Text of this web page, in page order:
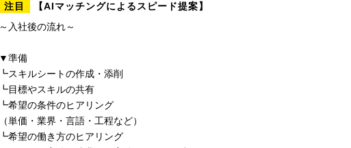
注目
【AIマッチングによるスピード提案】
～入社後の流れ～
▼準備
┗スキルシートの作成・添削
┗目標やスキルの共有
┗希望の条件のヒアリング
（単価・業界・言語・工程など）
┗希望の働き方のヒアリング